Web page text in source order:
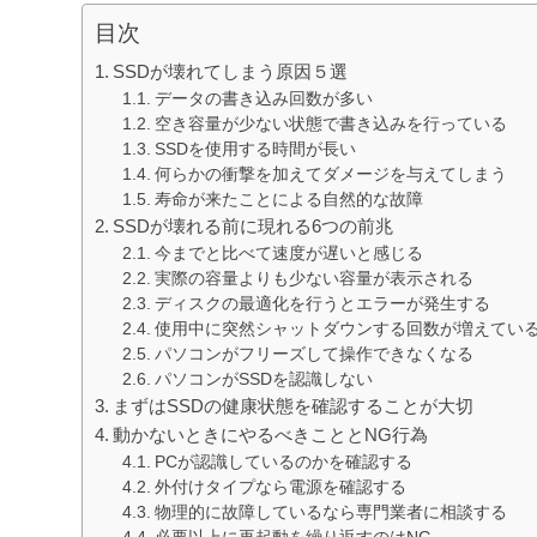
目次
SSDが壊れてしまう原因５選
データの書き込み回数が多い
空き容量が少ない状態で書き込みを行っている
SSDを使用する時間が長い
何らかの衝撃を加えてダメージを与えてしまう
寿命が来たことによる自然的な故障
SSDが壊れる前に現れる6つの前兆
今までと比べて速度が遅いと感じる
実際の容量よりも少ない容量が表示される
ディスクの最適化を行うとエラーが発生する
使用中に突然シャットダウンする回数が増えてい
パソコンがフリーズして操作できなくなる
パソコンがSSDを認識しない
まずはSSDの健康状態を確認することが大切
動かないときにやるべきこととNG行為
PCが認識しているのかを確認する
外付けタイプなら電源を確認する
物理的に故障しているなら専門業者に相談する